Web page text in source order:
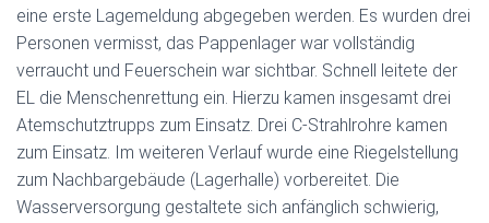
eine erste Lagemeldung abgegeben werden. Es wurden drei
Personen vermisst, das Pappenlager war vollständig
verraucht und Feuerschein war sichtbar. Schnell leitete der
EL die Menschenrettung ein. Hierzu kamen insgesamt drei
Atemschutztrupps zum Einsatz. Drei C-Strahlrohre kamen
zum Einsatz. Im weiteren Verlauf wurde eine Riegelstellung
zum Nachbargebäude (Lagerhalle) vorbereitet. Die
Wasserversorgung gestaltete sich anfänglich schwierig,